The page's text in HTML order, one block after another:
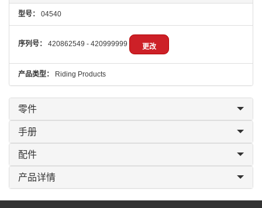
型号： 04540
序列号： 420862549 - 420999999 更改
产品类型： Riding Products
零件
手册
配件
产品详情